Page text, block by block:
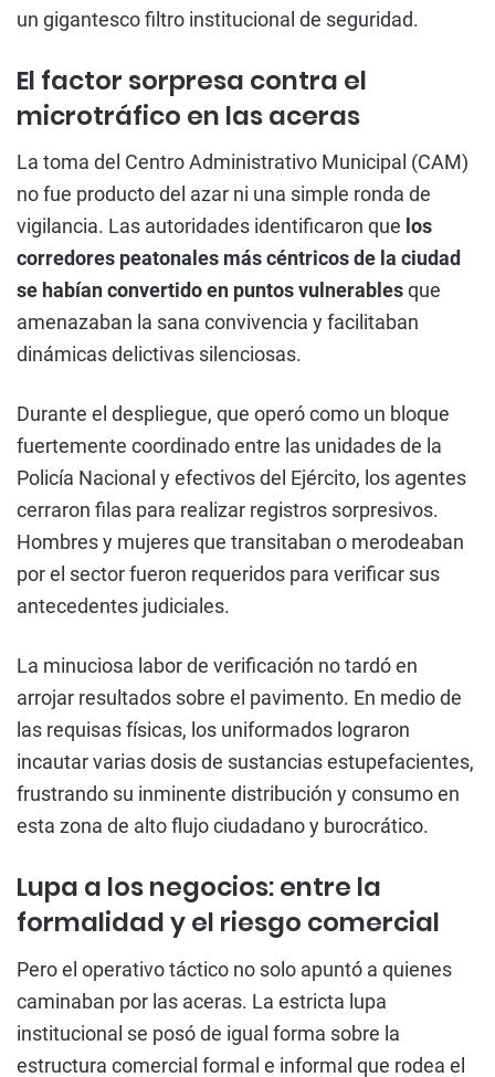
un gigantesco filtro institucional de seguridad.
El factor sorpresa contra el
microtráfico en las aceras
La toma del Centro Administrativo Municipal (CAM)
no fue producto del azar ni una simple ronda de
vigilancia. Las autoridades identificaron que los
corredores peatonales más céntricos de la ciudad
se habían convertido en puntos vulnerablesque
amenazaban la sana convivencia y facilitaban
dinámicas delictivas silenciosas.
Durante el despliegue, que operó como un bloque
fuertemente coordinado entre las unidades de la
Policía Nacional y efectivos del Ejército, los agentes
cerraron filas para realizar registros sorpresivos.
Hombres y mujeres que transitaban o merodeaban
por el sector fueron requeridos para verificar sus
antecedentes judiciales.
La minuciosa labor de verificación no tardó en
arrojar resultados sobre el pavimento. En medio de
las requisas físicas, los uniformados lograron
incautar varias dosis de sustancias estupefacientes,
frustrando su inminente distribución y consumo en
esta zona de alto flujo ciudadano y burocrático.
Lupa a los negocios: entre la
formalidad y el riesgo comercial
Pero el operativo táctico no solo apuntó a quienes
caminaban por las aceras. La estricta lupa
institucional se posó de igual forma sobre la
estructura comercial formal e informal que rodea el